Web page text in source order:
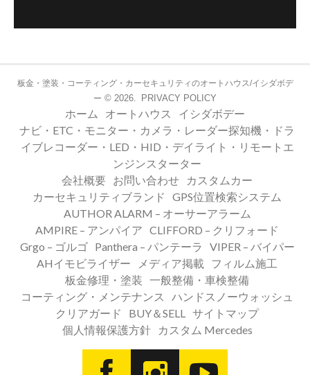
板金・塗装・コーティング・カーセキュリティのオートハウス/イシダボデ
ー © 2026. PRIVACY POLICY
ホーム オートハウス
イシダボデー
ナビ・ETC・モニター・カメラ・レーダー探知機・ドラ
イブレコーダー・LED・HID・デイライト・リモートエ
ンジンスターター
会社概要
お問い合わせ
カスタムカー
カーセキュリティブランド
GPS位置検索システム
AUTHOR ALARM – オーサーアラーム
AMPIRE – アンパイア CLIFFORD – クリフォード
Grgo – ゴルゴ
Panthera – パンテーラ
VIPER – バイパー
AHイモビライザー
メディア掲載
フィルム施工
板金修理・塗装 一般整備・車検整備
コーティング・メンテナンス
ハンドスノーウォッシュ
クリアガード
BUY＆SELL
サイトマップ
個人情報保護方針
カスタム Mercedes